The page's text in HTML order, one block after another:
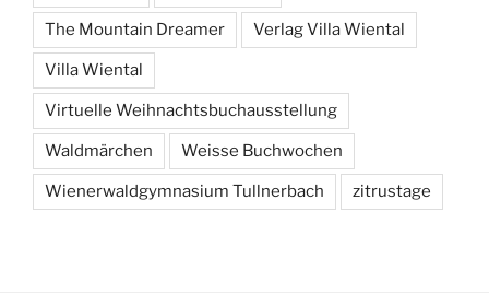
The Mountain Dreamer Verlag Villa Wiental
Villa Wiental
Virtuelle Weihnachtsbuchausstellung
Waldmärchen Weisse Buchwochen
Wienerwaldgymnasium Tullnerbach zitrustage